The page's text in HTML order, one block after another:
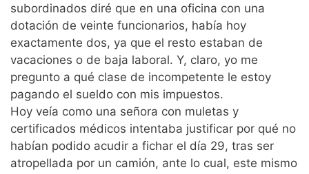
subordinados diré que en una oficina con una
dotación de veinte funcionarios, había hoy
exactamente dos, ya que el resto estaban de
vacaciones o de baja laboral. Y, claro, yo me
pregunto a qué clase de incompetente le estoy
pagando el sueldo con mis impuestos.
Hoy veía como una señora con muletas y
certificados médicos intentaba justificar por qué no
habían podido acudir a fichar el día 29, tras ser
atropellada por un camión, ante lo cual, este mismo